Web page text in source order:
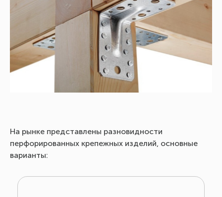
На рынке представлены разновидности
перфорированных крепежных изделий, основные
варианты: